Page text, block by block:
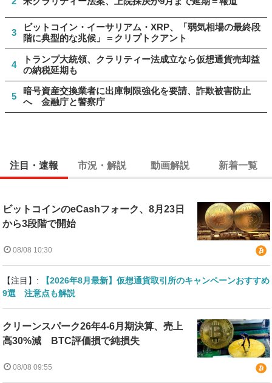
3
ビットコイン・イーサリアム・XRP、「弱気相場の最終段
階に典型的な兆候」＝クリプトクアント
4
トランプ大統領、クラリティー法成立なら仮想通貨売却益
の納税延期も
5
暗号資産交換業者に出庫制限強化を要請、詐欺被害防止
へ 金融庁と警察庁
注目・速報 市況・解説 動画解説 新着一覧
ビットコインのeCashフォーク、8月23日
から3段階で開始
08/08 10:30
【注目】:
【2026年8月最新】仮想通貨取引所のキャンペーンおすすめ
9選 注意点も解説
クリーンスパーク26年4-6月期決算、売上
高30%減 BTC評価損で純損失
08/08 09:55